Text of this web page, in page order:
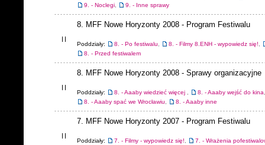
9. - Noclegi, 9. - Inne sprawy
8. MFF Nowe Horyzonty 2008 - Program Festiwalu
Poddziały: 8. - Po festiwalu, 8. - Filmy 8.ENH - wypowiedz się!,
8. - Przed festiwalem
8. MFF Nowe Horyzonty 2008 - Sprawy organizacyjne
Poddziały: 8. - Aaaby wiedzieć więcej , 8. - Aaaby wejść do kina,
8. - Aaaby spać we Wrocławiu, 8. - Aaaby inne
7. MFF Nowe Horyzonty 2007 - Program Festiwalu
Poddziały: 7. - Filmy - wypowiedz się!,
7. - Wrażenia